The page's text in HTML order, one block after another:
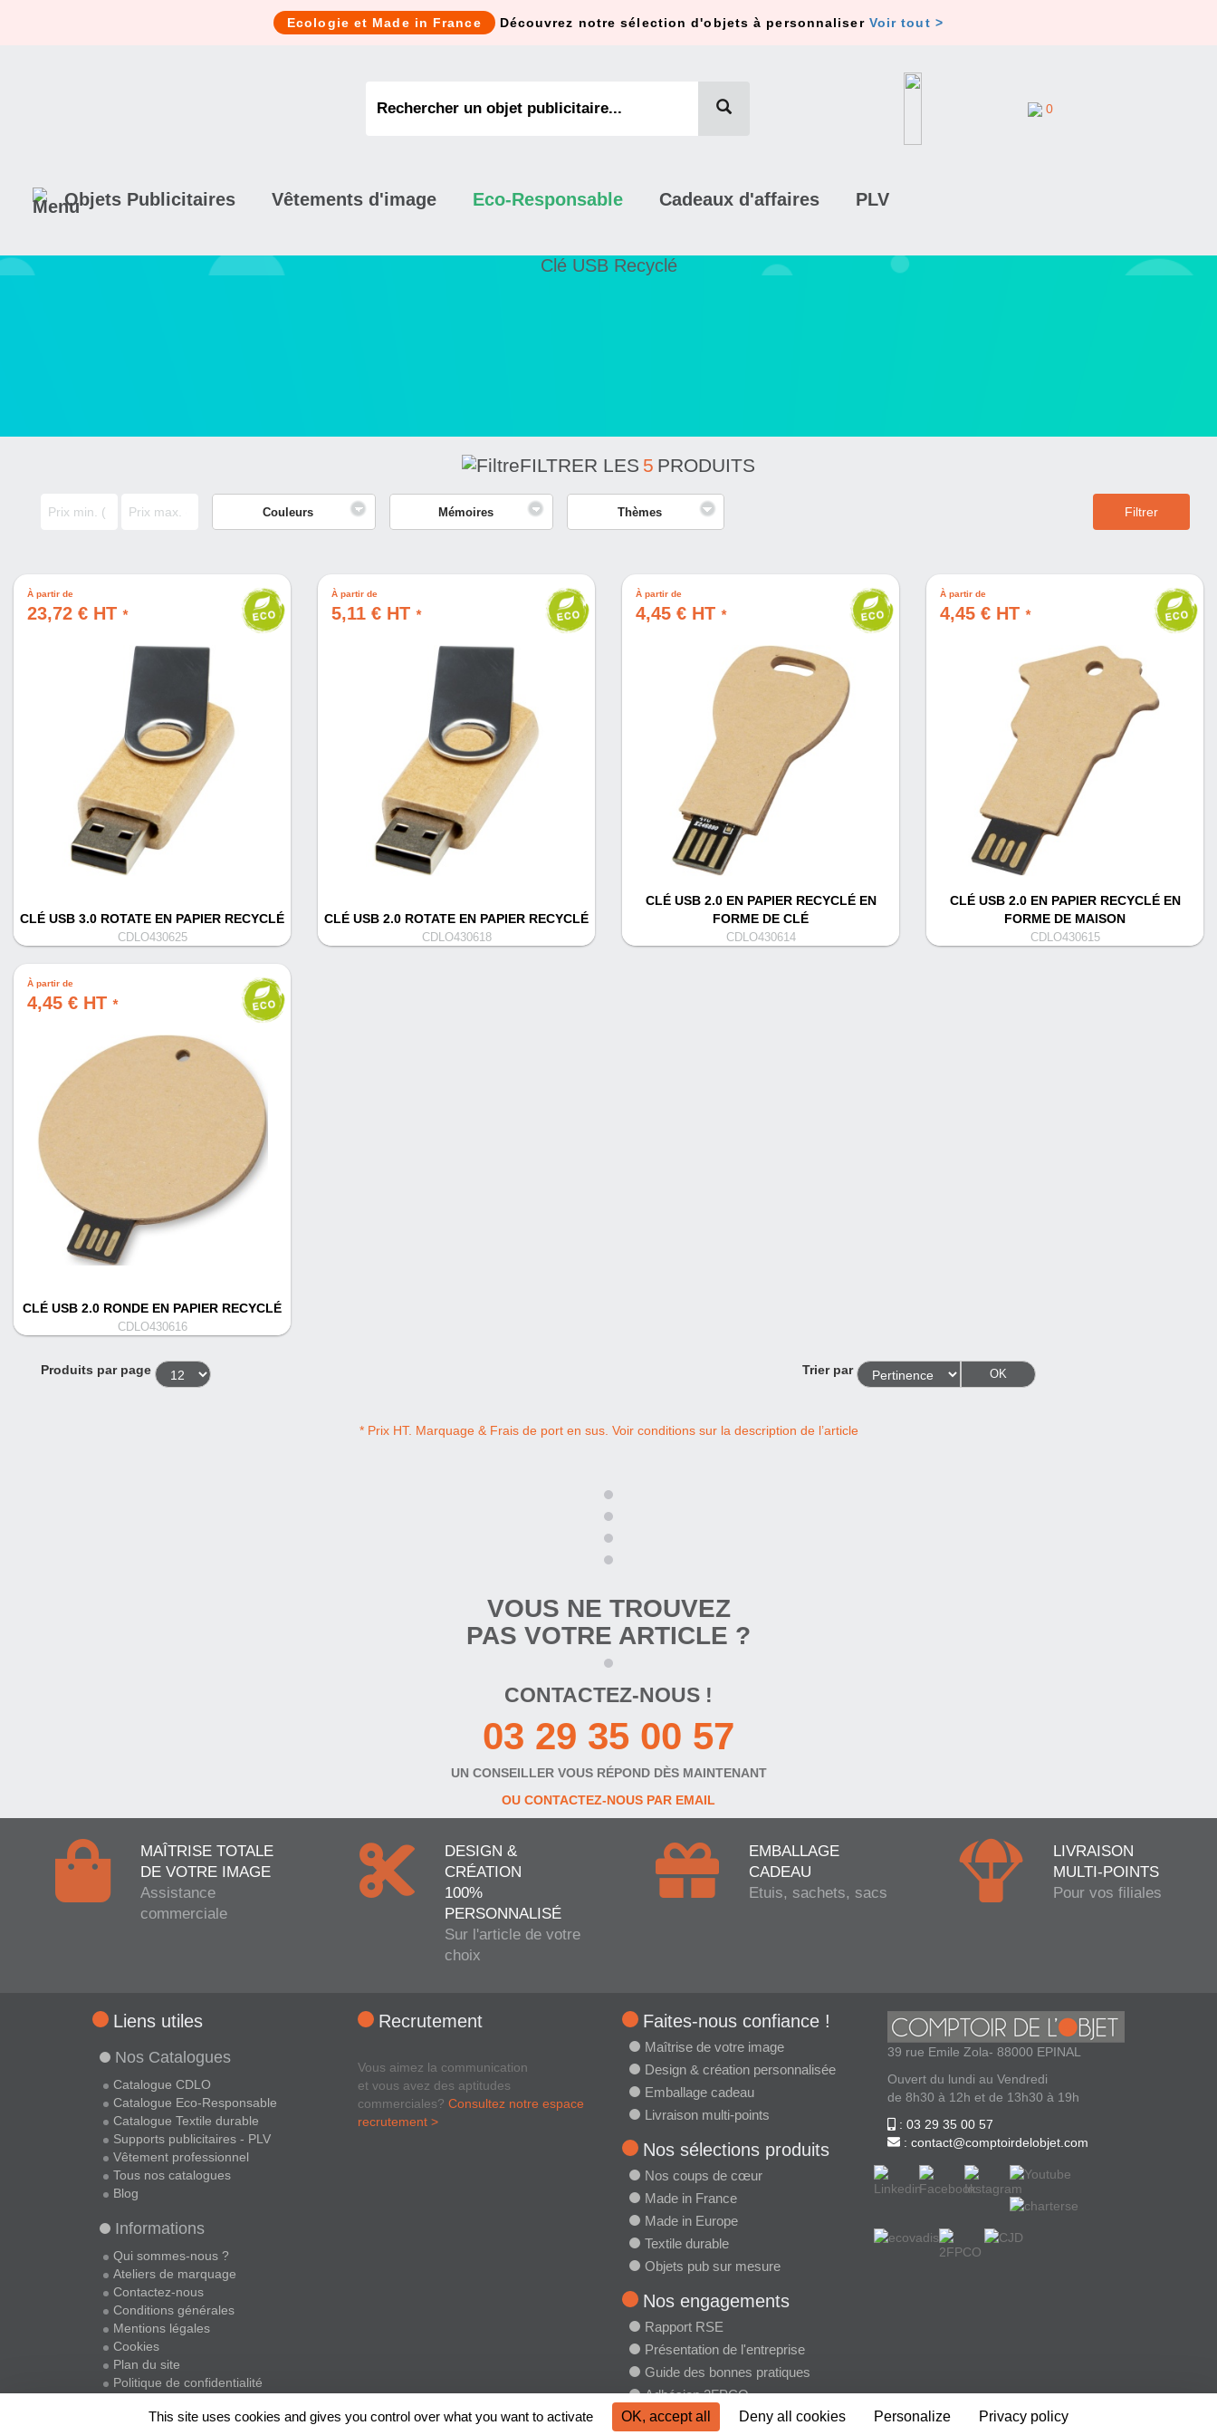
Ecologie et Made in France Découvrez notre sélection d'objets à personnaliser Voir tout >
0
Objets Publicitaires Vêtements d'image Eco-Responsable Cadeaux d'affaires PLV
Clé USB Recyclé
FILTRER LES 5 PRODUITS
Couleurs Mémoires Thèmes Filtrer
À partir de
23,72 € HT *
CLÉ USB 3.0 ROTATE EN PAPIER RECYCLÉ
CDLO430625
À partir de
5,11 € HT *
CLÉ USB 2.0 ROTATE EN PAPIER RECYCLÉ
CDLO430618
À partir de
4,45 € HT *
CLÉ USB 2.0 EN PAPIER RECYCLÉ EN
FORME DE CLÉ
CDLO430614
À partir de
4,45 € HT *
CLÉ USB 2.0 EN PAPIER RECYCLÉ EN
FORME DE MAISON
CDLO430615
À partir de
4,45 € HT *
CLÉ USB 2.0 RONDE EN PAPIER RECYCLÉ
CDLO430616
Produits par page Trier par OK
* Prix HT. Marquage & Frais de port en sus. Voir conditions sur la description de l’article
VOUS NE TROUVEZ
PAS VOTRE ARTICLE ?
CONTACTEZ-NOUS !
03 29 35 00 57
UN CONSEILLER VOUS RÉPOND DÈS MAINTENANT
OU CONTACTEZ-NOUS PAR EMAIL
MAÎTRISE TOTALE
DE VOTRE IMAGE
Assistance
commerciale
DESIGN &
CRÉATION
100%
PERSONNALISÉ
Sur l'article de votre
choix
EMBALLAGE
CADEAU
Etuis, sachets, sacs
LIVRAISON
MULTI-POINTS
Pour vos filiales
Liens utiles
Nos Catalogues
Catalogue CDLO
Catalogue Eco-Responsable
Catalogue Textile durable
Supports publicitaires - PLV
Vêtement professionnel
Tous nos catalogues
Blog
Informations
Qui sommes-nous ?
Ateliers de marquage
Contactez-nous
Conditions générales
Mentions légales
Cookies
Plan du site
Politique de confidentialité
Recrutement
Vous aimez la communication
et vous avez des aptitudes
commerciales? Consultez notre espace
recrutement >
Faites-nous confiance !
Maîtrise de votre image
Design & création personnalisée
Emballage cadeau
Livraison multi-points
Nos sélections produits
Nos coups de cœur
Made in France
Made in Europe
Textile durable
Objets pub sur mesure
Nos engagements
Rapport RSE
Présentation de l'entreprise
Guide des bonnes pratiques
Adhésion 2FPCO
Charte RSE 2FPCO
39 rue Emile Zola- 88000 EPINAL
Ouvert du lundi au Vendredi
de 8h30 à 12h et de 13h30 à 19h
: 03 29 35 00 57
: contact@comptoirdelobjet.com
This site uses cookies and gives you control over what you want to activate OK, accept all Deny all cookies Personalize Privacy policy